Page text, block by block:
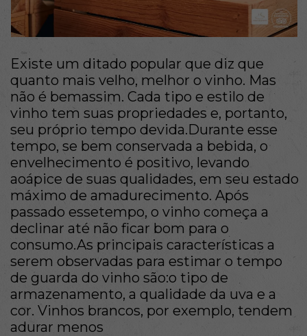
Existe um ditado popular que diz que
quanto mais velho, melhor o vinho. Mas
não é bemassim. Cada tipo e estilo de
vinho tem suas propriedades e, portanto,
seu próprio tempo devida.Durante esse
tempo, se bem conservada a bebida, o
envelhecimento é positivo, levando
aoápice de suas qualidades, em seu estado
máximo de amadurecimento. Após
passado essetempo, o vinho começa a
declinar até não ficar bom para o
consumo.As principais características a
serem observadas para estimar o tempo
de guarda do vinho são:o tipo de
armazenamento, a qualidade da uva e a
cor. Vinhos brancos, por exemplo, tendem
adurar menos